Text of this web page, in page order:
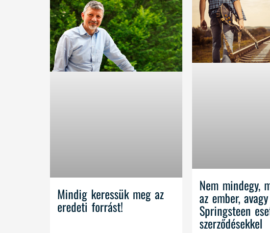
Mindig keressük meg az
eredeti forrást!
Nem mindegy,
az ember,
Springsteen
szerződésekkel